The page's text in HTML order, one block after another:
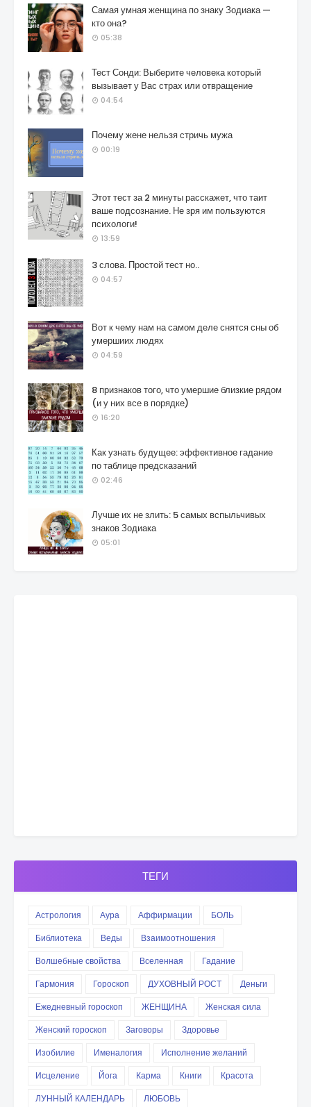
Самая умная женщина по знаку Зодиака —
кто она?
05:38
Тест Сонди: Выберите человека который
вызывает у Вас страх или отвращение
04:54
Почему жене нельзя стричь мужа
00:19
Этот тест за 2 минуты расскажет, что таит
ваше подсознание. Не зря им пользуются
психологи!
13:59
3 слова. Простой тест но..
04:57
Вот к чему нам на самом деле снятся сны об
умершиих людях
04:59
8 признаков того, что умершие близкие рядом
(и у них все в порядке)
16:20
Как узнать будущее: эффективное гадание
по таблице предсказаний
02:46
Лучше их не злить: 5 самых вспыльчивых
знаков Зодиака
05:01
ТЕГИ
Астрология Аура Аффирмации
БОЛЬ
Библиотека
Веды
Взаимоотношения
Волшебные свойства
Вселенная
Гадание
Гармония
Гороскоп ДУХОВНЫЙ РОСТ
Деньги
Ежедневный гороскоп
ЖЕНЩИНА
Женская сила
Женский гороскоп
Заговоры
Здоровье
Изобилие
Именалогия
Исполнение желаний
Исцеление
Йога Карма Книги
Красота
ЛУННЫЙ КАЛЕНДАРЬ
ЛЮБОВЬ